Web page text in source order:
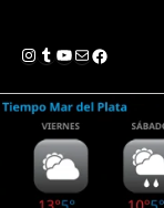
Instagram
Tumblr
YouTube
Correo electrónico
Facebook